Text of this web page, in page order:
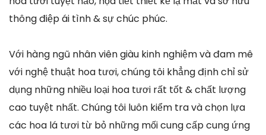
thông điệp ái tình & sự chúc phúc.
Với hàng ngũ nhân viên giàu kinh nghiệm và đam mê
với nghệ thuật hoa tươi, chúng tôi khẳng định chỉ sử
dụng những nhiều loại hoa tươi rất tốt & chất lượng
cao tuyệt nhất. Chúng tôi luôn kiểm tra và chọn lựa
các hoa lá tươi từ bỏ những mối cung cấp cung ứng